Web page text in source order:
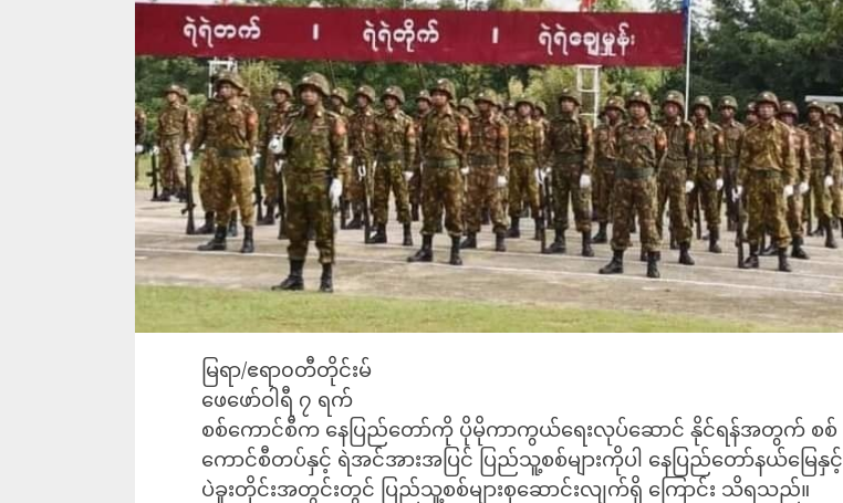
မြရာ/ဧရာ၀တီတိုင်းမ်
ဖေဖော်ဝါရီ ၇ ရက်
စစ်ကောင်စီက နေပြည်တော်ကို ပိုမိုကာကွယ်ရေးလုပ်ဆောင် နိုင်ရန်အတွက် စစ်
ကောင်စီတပ်နှင့် ရဲအင်အားအပြင် ပြည်သူ့စစ်များကိုပါ နေပြည်တော်နယ်မြေနှင့်
ပဲခူးတိုင်းအတွင်းတွင် ပြည်သူ့စစ်များစုဆောင်းလျက်ရှိ ကြောင်း သိရသည်။